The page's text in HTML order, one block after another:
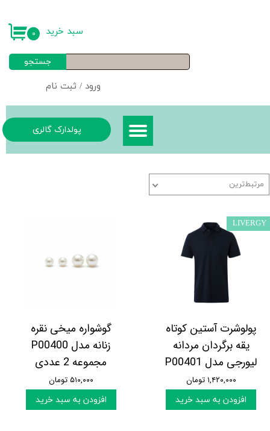
ورود / ثبت نام
خروج از حساب کاربری
جستجو
۰ سبد خرید
پولدارک گالری
مرتبط‌ترین
پولوشرت آستین کوتاه
یقه برگردان مردانه
لیورجی مدل P00401
۱,۴۲۰,۰۰۰ تومان
افزودن به سبد خرید
LIVERGY
گوشواره میخی نقره
زنانه مدل P00400
مجموعه 2 عددی
۵۱۰,۰۰۰ تومان
افزودن به سبد خرید